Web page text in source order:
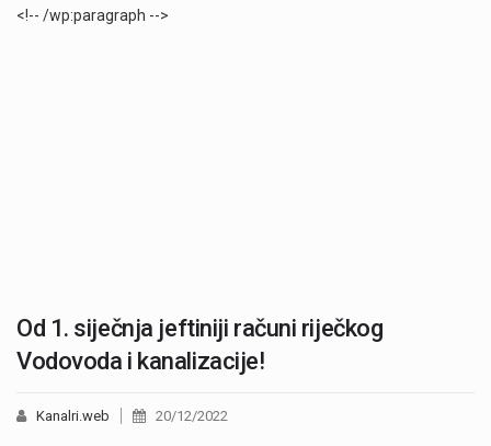
<!-- /wp:paragraph -->
Od 1. siječnja jeftiniji računi riječkog
Vodovoda i kanalizacije!
Kanalri.web 20/12/2022